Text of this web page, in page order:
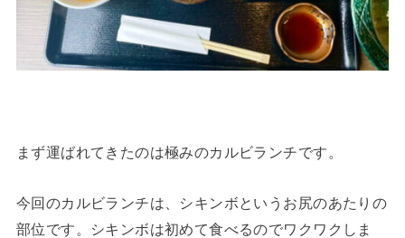
まず運ばれてきたのは極みのカルビランチです。
今回のカルビランチは、シキンボというお尻のあたりの
部位です。シキンボは初めて食べるのでワクワクしま